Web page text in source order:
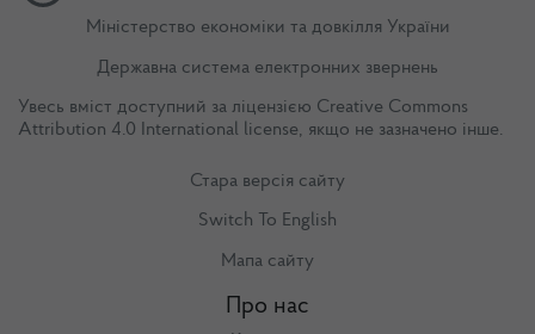
Міністерство економіки та довкілля України
Державна система електронних звернень
Увесь вміст доступний за ліцензією Creative Commons
Attribution 4.0 International license, якщо не зазначено інше.
Стара версія сайту
Switch To English
Мапа сайту
Про нас